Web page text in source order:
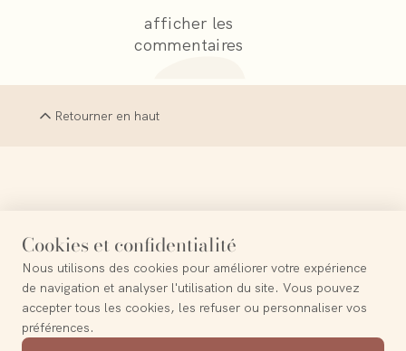
afficher les
commentaires
Retourner en haut
La Terre est le probable paradis perdu
—Frederico Garcia Lorca
Cookies et confidentialité
Nous utilisons des cookies pour améliorer votre expérience
de navigation et analyser l'utilisation du site. Vous pouvez
accepter tous les cookies, les refuser ou personnaliser vos
préférences.